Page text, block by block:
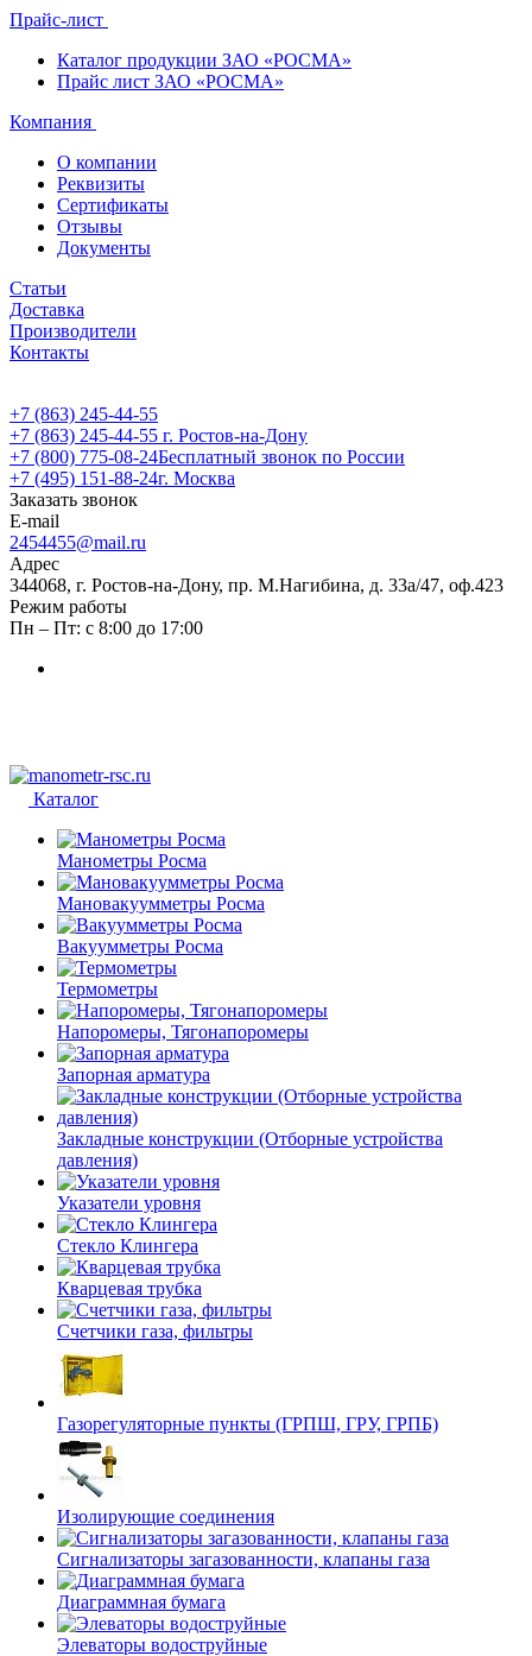
Прайс-лист
Каталог продукции ЗАО «РОСМА»
Прайс лист ЗАО «РОСМА»
Компания
О компании
Реквизиты
Сертификаты
Отзывы
Документы
Статьи
Доставка
Производители
Контакты
+7 (863) 245-44-55
+7 (863) 245-44-55 г. Ростов-на-Дону
+7 (800) 775-08-24Бесплатный звонок по России
+7 (495) 151-88-24г. Москва
Заказать звонок
E-mail
2454455@mail.ru
Адрес
344068, г. Ростов-на-Дону, пр. М.Нагибина, д. 33а/47, оф.423
Режим работы
Пн – Пт: с 8:00 до 17:00
Каталог
Манометры Росма
Мановакуумметры Росма
Вакуумметры Росма
Термометры
Напоромеры, Тягонапоромеры
Запорная арматура
Закладные конструкции (Отборные устройства
давления)
Указатели уровня
Стекло Клингера
Кварцевая трубка
Счетчики газа, фильтры
Газорегуляторные пункты (ГРПШ, ГРУ, ГРПБ)
Изолирующие соединения
Сигнализаторы загазованности, клапаны газа
Диаграммная бумага
Элеваторы водоструйные